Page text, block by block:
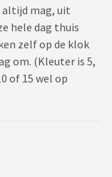
altijd mag, uit
hele dag thuis
zelf op de klok
om. (Kleuter is 5,
of 15 wel op